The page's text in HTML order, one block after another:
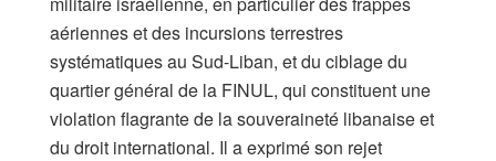
aériennes et des incursions terrestres
systématiques au Sud-Liban, et du ciblage du
quartier général de la FINUL, qui constituent une
violation flagrante de la souveraineté libanaise et
du droit international. Il a exprimé son rejet